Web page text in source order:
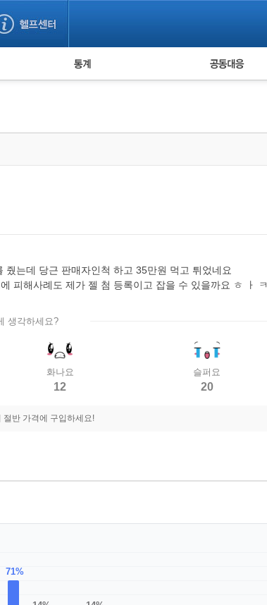
누적 피해사례 통계 피해자 공동대응
는데 당근 판매자인척 하고 35만원 먹고 튀었네요
피해사례도 제가 젤 첨 등록이고 잡을 수 있을까요 ㅎ ㅏ ㅋ
생각하세요?
화나요
12
슬퍼요
20
절반 가격에 구입하세요!
71%